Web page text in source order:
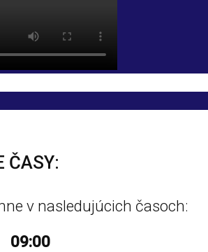
ČASY:
v nasledujúcich časoch:
09:00